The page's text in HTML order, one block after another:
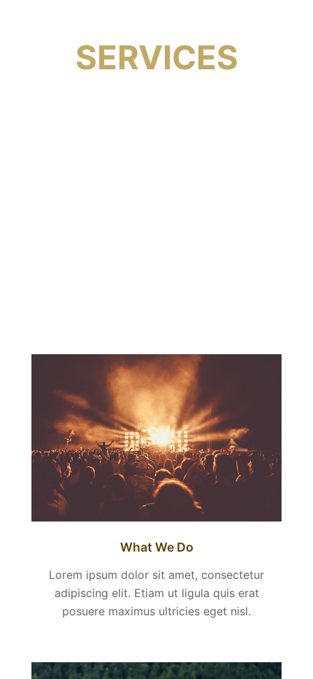
SERVICES
What We Do
Lorem ipsum dolor sit amet, consectetur
adipiscing elit. Etiam ut ligula quis erat
posuere maximus ultricies eget nisl.